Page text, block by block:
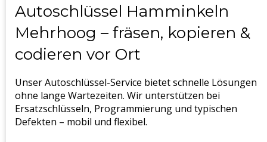
Autoschlüssel Hamminkeln
Mehrhoog – fräsen, kopieren &
codieren vor Ort
Unser Autoschlüssel-Service bietet schnelle Lösungen
ohne lange Wartezeiten. Wir unterstützen bei
Ersatzschlüsseln, Programmierung und typischen
Defekten – mobil und flexibel.